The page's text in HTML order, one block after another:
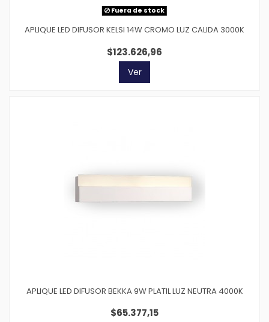
Fuera de stock
APLIQUE LED DIFUSOR KELSI 14W CROMO LUZ CALIDA 3000K
$123.626,96
Ver
APLIQUE LED DIFUSOR BEKKA 9W PLATIL LUZ NEUTRA 4000K
$65.377,15